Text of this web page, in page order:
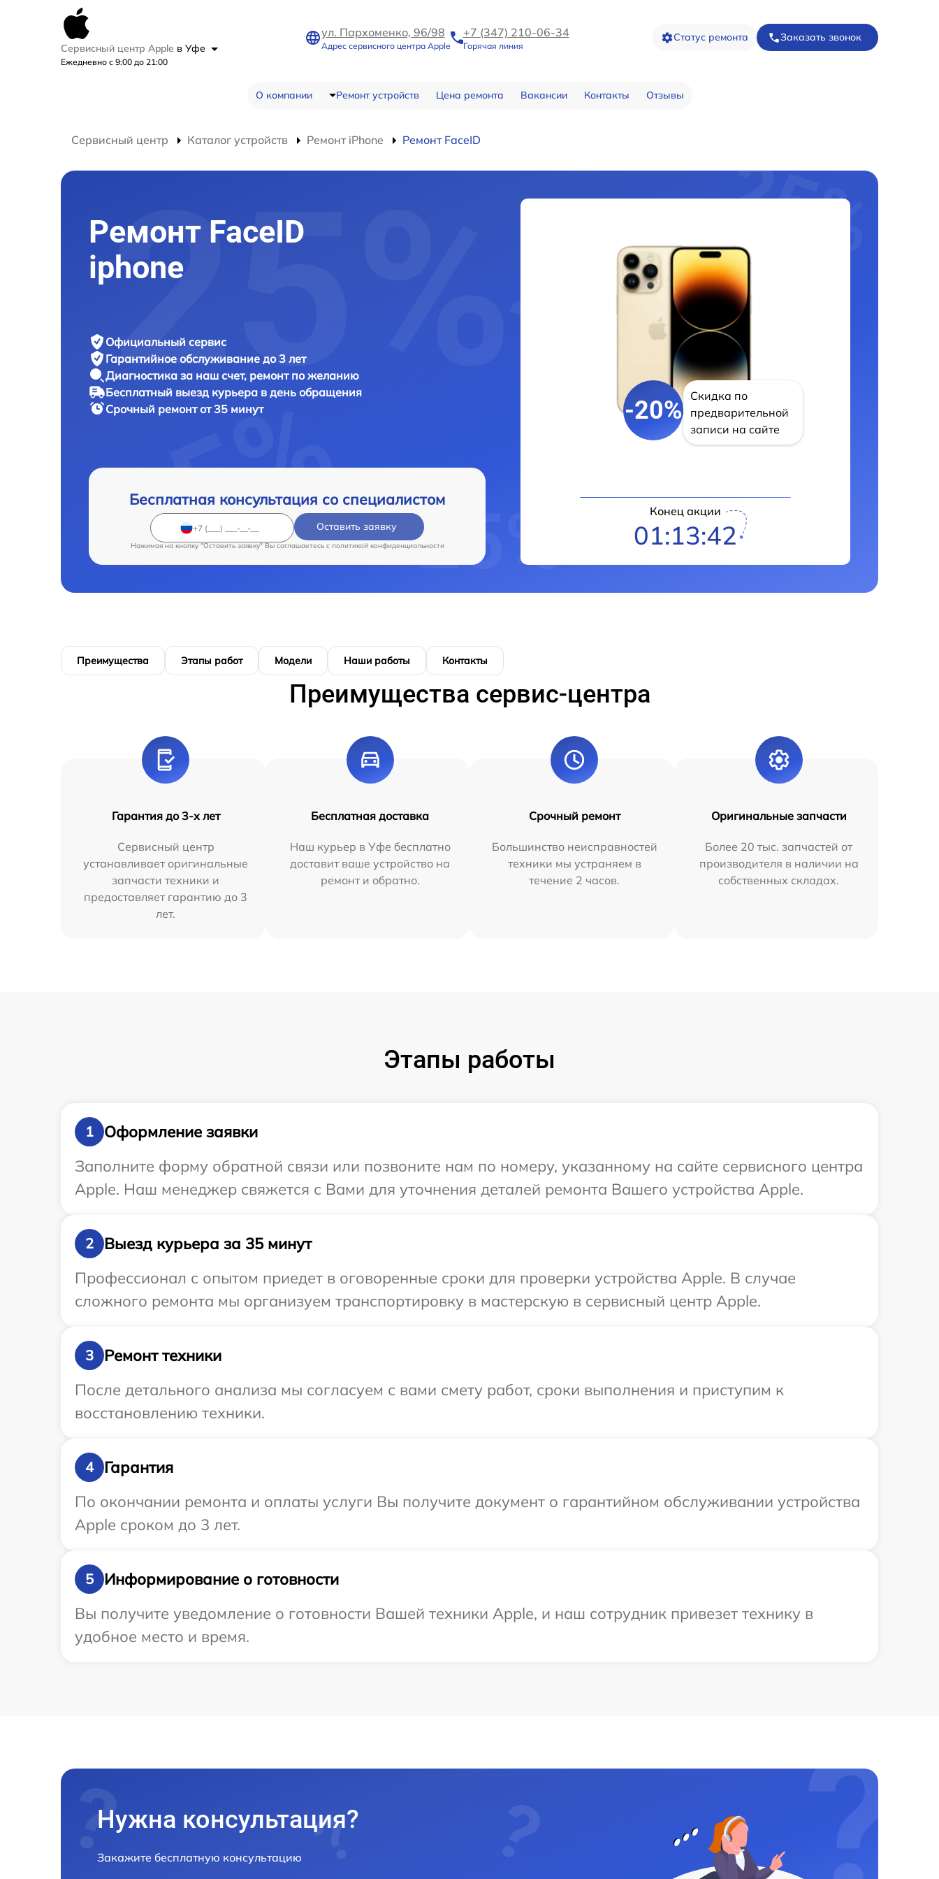
Сервисный центр Apple в Уфе
Ежедневно с 9:00 до 21:00
ул. Пархоменко, 96/98
Адрес сервисного центра Apple
+7 (347) 210-06-34
Горячая линия
Статус ремонта Заказать звонок
О компании Ремонт устройств Цена ремонта Вакансии Контакты Отзывы
Сервисный центр Каталог устройств Ремонт iPhone Ремонт FaceID
Ремонт FaceID
iphone
Официальный сервис
Гарантийное обслуживание до 3 лет
Диагностика за наш счет, ремонт по желанию
Бесплатный выезд курьера в день обращения
Срочный ремонтот 35 минут
Бесплатная консультация со специалистом
Оставить заявку
Нажимая на кнопку "Оставить заявку" Вы соглашаетесь c политикой конфиденциальности
-20%
Скидка по
предварительной
записи на сайте
Конец акции
01:13:41
Преимущества Этапы работ Модели Наши работы Контакты
Преимущества сервис-центра
Гарантия до 3-х лет
Сервисный центр
устанавливает оригинальные
запчасти техники и
предоставляет гарантию до 3
лет.
Бесплатная доставка
Наш курьер в Уфе бесплатно
доставит ваше устройство на
ремонт и обратно.
Срочный ремонт
Большинство неисправностей
техники мы устраняем в
течение 2 часов.
Оригинальные запчасти
Более 20 тыс. запчастей от
производителя в наличии на
собственных складах.
Этапы работы
1
Оформление заявки
Заполните форму обратной связи или позвоните нам по номеру, указанному на сайте сервисного центра
Apple. Наш менеджер свяжется с Вами для уточнения деталей ремонта Вашего устройства Apple.
2
Выезд курьера за 35 минут
Профессионал с опытом приедет в оговоренные сроки для проверки устройства Apple. В случае
сложного ремонта мы организуем транспортировку в мастерскую в сервисный центр Apple.
3
Ремонт техники
После детального анализа мы согласуем с вами смету работ, сроки выполнения и приступим к
восстановлению техники.
4
Гарантия
По окончании ремонта и оплаты услуги Вы получите документ о гарантийном обслуживании устройства
Apple сроком до 3 лет.
5
Информирование о готовности
Вы получите уведомление о готовности Вашей техники Apple, и наш сотрудник привезет технику в
удобное место и время.
Нужна консультация?
Закажите бесплатную консультацию